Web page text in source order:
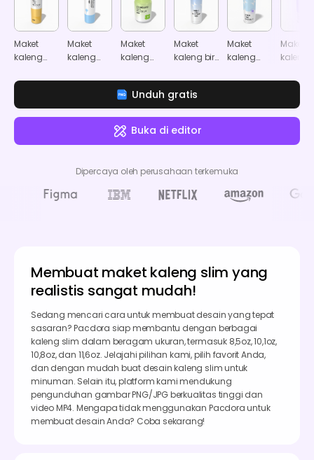
Maket
kaleng
250ml
Maket
kaleng
250ml
Maket
kaleng
250ml
Maket
kaleng bir
250ml
Maket
kaleng
330ml
Maket
kaleng
Unduh gratis
Buka di editor
Dipercaya oleh perusahaan terkemuka
Membuat maket kaleng slim yang
realistis sangat mudah!
Sedang mencari cara untuk membuat desain yang tepat
sasaran? Pacdora siap membantu dengan berbagai
kaleng slim dalam beragam ukuran, termasuk 8,5oz, 10,1oz,
10,8oz, dan 11,6oz. Jelajahi pilihan kami, pilih favorit Anda,
dan dengan mudah buat desain kaleng slim untuk
minuman. Selain itu, platform kami mendukung
pengunduhan gambar PNG/JPG berkualitas tinggi dan
video MP4. Mengapa tidak menggunakan Pacdora untuk
membuat desain Anda? Coba sekarang!